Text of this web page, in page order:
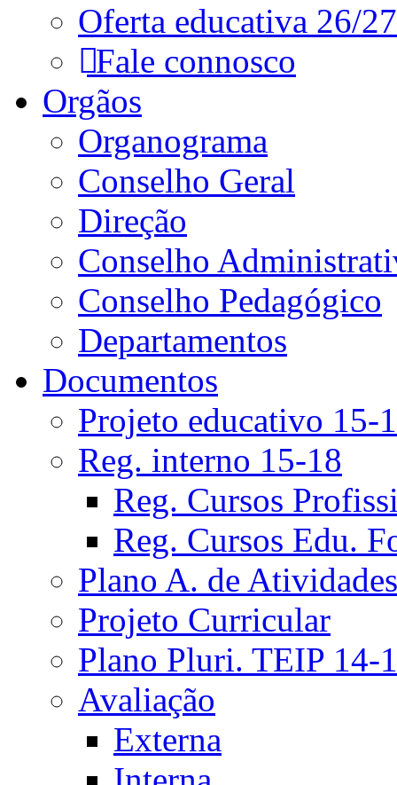
Oferta educativa 26/27
Fale connosco
Orgãos
Organograma
Conselho Geral
Direção
Conselho
Conselho Pedagógico
Departamentos
Documentos
Projeto educativo 15-
Reg. interno 15-18
Reg. Cursos
Reg. Cursos Edu.
Plano A. de Atividades
Projeto Curricular
Plano Pluri. TEIP 14-
Avaliação
Externa